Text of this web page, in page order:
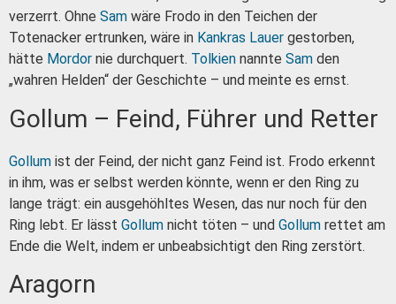
verzerrt. Ohne Sam wäre Frodo in den Teichen der
Totenacker ertrunken, wäre in Kankras Lauer gestorben,
hätte Mordor nie durchquert. Tolkien nannte Sam den
„wahren Helden“ der Geschichte – und meinte es ernst.
Gollum – Feind, Führer und Retter
Gollum ist der Feind, der nicht ganz Feind ist. Frodo erkennt
in ihm, was er selbst werden könnte, wenn er den Ring zu
lange trägt: ein ausgehöhltes Wesen, das nur noch für den
Ring lebt. Er lässt Gollum nicht töten – und Gollum rettet am
Ende die Welt, indem er unbeabsichtigt den Ring zerstört.
Aragorn